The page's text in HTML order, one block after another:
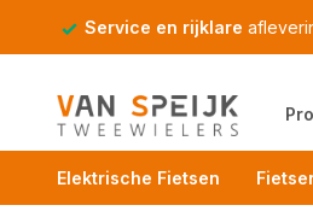
Service en rijklare
Elektrische Fietsen